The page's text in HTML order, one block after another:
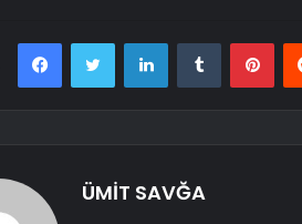
FacebookTwitter LinkedInTumblr
ÜMİT SAVĞA